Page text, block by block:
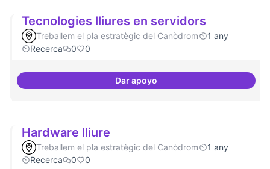
Tecnologies lliures en servidors
Treballem el pla estratègic del Canòdrom
1 any
Recerca
0 0
Dar apoyoTecnologies lliures en servidors
Hardware lliure
Treballem el pla estratègic del Canòdrom
1 any
Recerca
0 0